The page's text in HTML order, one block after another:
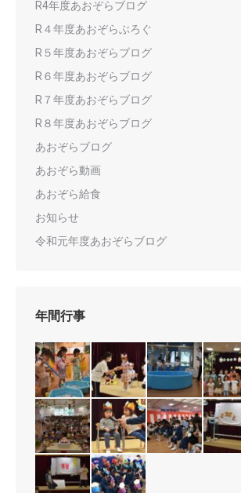
R4年度あおぞらブログ
R４年度あおぞらぶろぐ
R５年度あおぞらブログ
R６年度あおぞらブログ
R７年度あおぞらブログ
R８年度あおぞらブログ
あおぞらブログ
あおぞら動画
あおぞら給食
お知らせ
令和元年度あおぞらブログ
年間行事